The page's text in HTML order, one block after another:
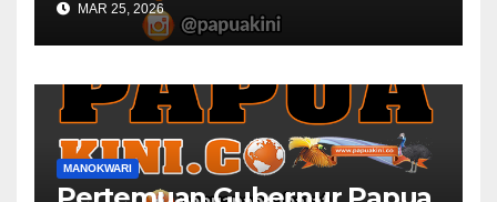
MAR 25, 2026
MANOKWARI